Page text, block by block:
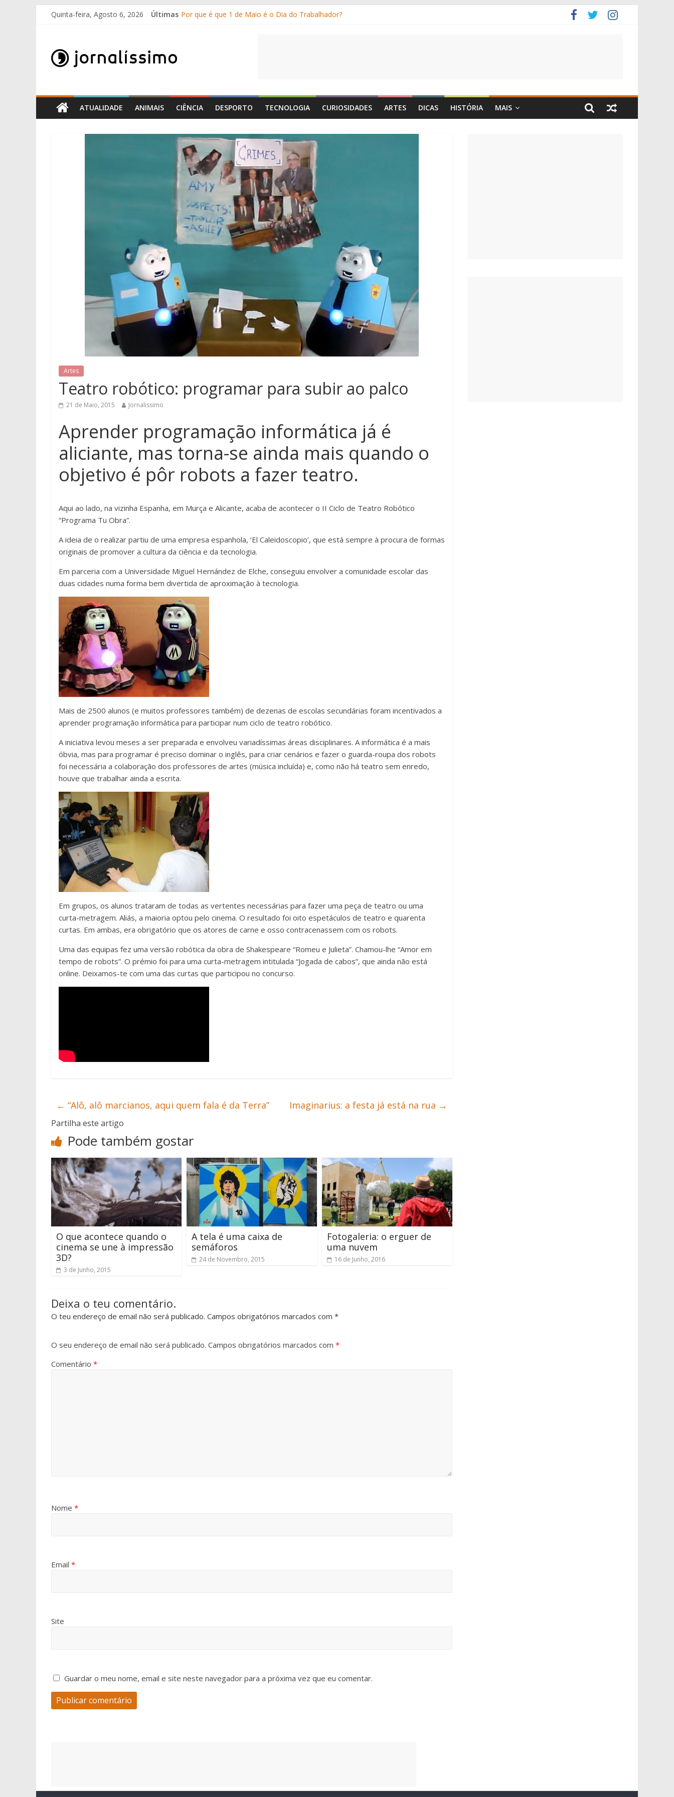
Quinta-feira, Agosto 6, 2026 Últimas
Por que é que 1 de Maio é o Dia do Trabalhador?
Jornalissimo
Jornalissimo
ATUALIDADE ANIMAIS CIÊNCIA DESPORTO TECNOLOGIA CURIOSIDADES ARTES DICAS HISTÓRIA MAIS
Artes
Teatro robótico: programar para subir ao palco
21 de Maio, 2015 Jornalissimo
Aprender programação informática já é
aliciante, mas torna-se ainda mais quando o
objetivo é pôr robots a fazer teatro.
Aqui ao lado, na vizinha Espanha, em Murça e Alicante, acaba de acontecer o II Ciclo de Teatro Robótico
“Programa Tu Obra”.
A ideia de o realizar partiu de uma empresa espanhola, ‘El Caleidoscopio’, que está sempre à procura de formas
originais de promover a cultura da ciência e da tecnologia.
Em parceria com a Universidade Miguel Hernández de Elche, conseguiu envolver a comunidade escolar das
duas cidades numa forma bem divertida de aproximação à tecnologia.
Mais de 2500 alunos (e muitos professores também) de dezenas de escolas secundárias foram incentivados a
aprender programação informática para participar num ciclo de teatro robótico.
A iniciativa levou meses a ser preparada e envolveu variadíssimas áreas disciplinares. A informática é a mais
óbvia, mas para programar é preciso dominar o inglês, para criar cenários e fazer o guarda-roupa dos robots
foi necessária a colaboração dos professores de artes (música incluída) e, como não há teatro sem enredo,
houve que trabalhar ainda a escrita.
Em grupos, os alunos trataram de todas as vertentes necessárias para fazer uma peça de teatro ou uma
curta-metragem. Aliás, a maioria optou pelo cinema. O resultado foi oito espetáculos de teatro e quarenta
curtas. Em ambas, era obrigatório que os atores de carne e osso contracenassem com os robots.
Uma das equipas fez uma versão robótica da obra de Shakespeare “Romeu e Julieta”. Chamou-lhe “Amor em
tempo de robots”. O prémio foi para uma curta-metragem intitulada “Jogada de cabos”, que ainda não está
online. Deixamos-te com uma das curtas que participou no concurso.
← “Alô, alô marcianos, aqui quem fala é da Terra” Imaginarius: a festa já está na rua →
Partilha este artigo
Pode também gostar
O que acontece quando o
cinema se une à impressão
3D?
3 de Junho, 2015
A tela é uma caixa de
semáforos
24 de Novembro, 2015
Fotogaleria: o erguer de
uma nuvem
16 de Junho, 2016
Deixa o teu comentário.
O teu endereço de email não será publicado. Campos obrigatórios marcados com *
O seu endereço de email não será publicado. Campos obrigatórios marcados com *
Comentário *
Nome *
Email *
Site
Guardar o meu nome, email e site neste navegador para a próxima vez que eu comentar.